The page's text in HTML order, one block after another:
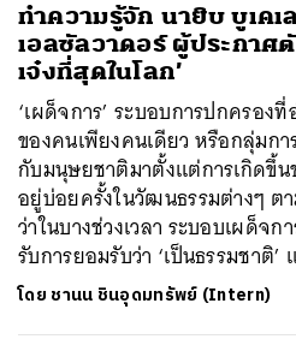
ทำความรู้จัก นายิบ บูเคเ
เอลซัลวาดอร์ ผู้ประกาศ
เจ๋งที่สุดในโลก’
‘เผด็จการ’ ระบอบการปกครอ
ของคนเพียงคนเดียว หรือกลุ่มก
กับมนุษยชาติมาตั้งแต่การเกิดขึ้
อยู่บ่อยครั้งในวัฒนธรรมต่างๆ ต
ว่าในบางช่วงเวลา ระบอบเผด็จ
รับการยอมรับว่า ‘เป็นธรรมชาติ
โดย ชานน ชินอุดมทรัพย์ (Intern)